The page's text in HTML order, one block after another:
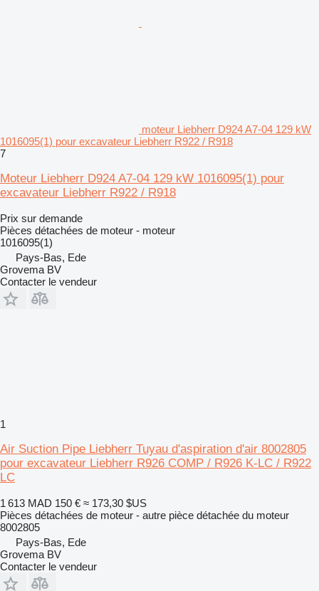
moteur Liebherr D924 A7-04 129 kW
1016095(1) pour excavateur Liebherr R922 / R918
7
Moteur Liebherr D924 A7-04 129 kW 1016095(1) pour
excavateur Liebherr R922 / R918
Prix sur demande
Pièces détachées de moteur - moteur
1016095(1)
Pays-Bas, Ede
Grovema BV
Contacter le vendeur
1
Air Suction Pipe Liebherr Tuyau d'aspiration d'air 8002805
pour excavateur Liebherr R926 COMP / R926 K-LC / R922
LC
1 613 MAD 150 € ≈ 173,30 $US
Pièces détachées de moteur - autre pièce détachée du moteur
8002805
Pays-Bas, Ede
Grovema BV
Contacter le vendeur